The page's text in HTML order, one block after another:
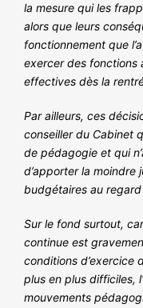
la mesure qui les
alors que leurs
fonctionnement que
exercer des fonctions
effectives dès la
Par ailleurs, ces
conseiller du Cabinet
de pédagogie et qui
d’apporter la
budgétaires au
Sur le fond surtout,
continue est
conditions d’exercice
plus en plus difficiles,
mouvements